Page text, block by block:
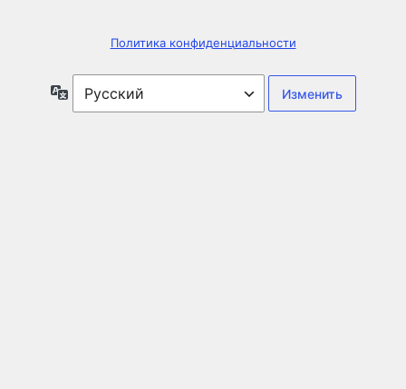
Политика конфиденциальности
Язык